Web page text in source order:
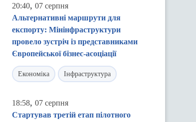
20:40, 07 серпня
Альтернативні маршрути для
експорту: Мінінфраструктури
провело зустріч із представниками
Європейської бізнес-асоціації
Економіка Інфраструктура
18:58, 07 серпня
Стартував третій етап пілотного